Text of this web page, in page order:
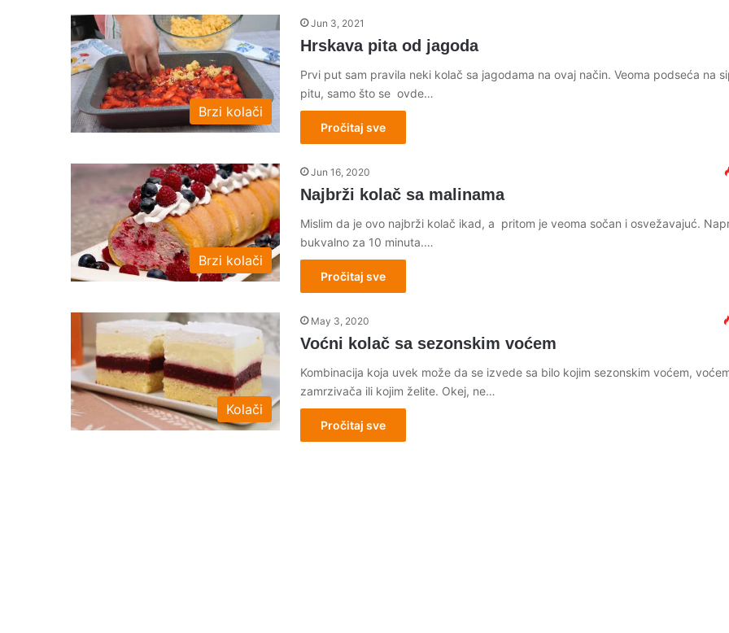
Brzi kolači
Jun 3, 2021
Hrskava pita od jagoda
Prvi put sam pravila neki kolač sa jagodama na ovaj način. Veoma podseća na
pitu, samo što se ovde…
Pročitaj sve
Brzi kolači
Jun 16, 2020
Najbrži kolač sa malinama
Mislim da je ovo najbrži kolač ikad, a pritom je veoma sočan i osvežavajuć.
bukvalno za 10 minuta.…
Pročitaj sve
Kolači
May 3, 2020
Voćni kolač sa sezonskim voćem
Kombinacija koja uvek može da se izvede sa bilo kojim sezonskim voćem,
zamrzivača ili kojim želite. Okej, ne…
Pročitaj sve